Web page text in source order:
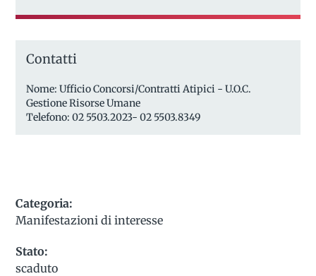
Contatti
Nome: Ufficio Concorsi/Contratti Atipici - U.O.C.
Gestione Risorse Umane
Telefono: 02 5503.2023- 02 5503.8349
Categoria:
Manifestazioni di interesse
Stato:
scaduto